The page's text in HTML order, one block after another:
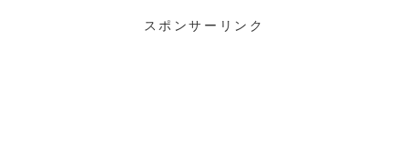
スポンサーリンク